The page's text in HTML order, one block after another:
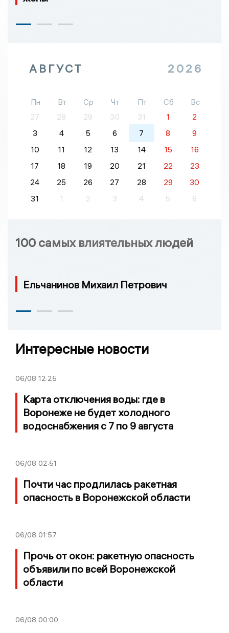
АВГУСТ 2026
Пн Вт Ср Чт Пт Сб
Вс
27
28 29 30 31 1
2
3
4 5 6 7 8
9
10
11 12 13 14 15
16
17
18 19 20 21 22
23
24
25 26 27 28 29
30
31
1 2 3 4 5 6
100 самых влиятельных людей
Ельчанинов Михаил Петрович
Интересные новости
06/08 12:25
Карта отключения воды: где в
Воронеже не будет холодного
водоснабжения с 7 по 9 августа
06/08 02:51
Почти час продлилась ракетная
опасность в Воронежской области
06/08 01:57
Прочь от окон: ракетную опасность
объявили по всей Воронежской
области
06/08 00:00